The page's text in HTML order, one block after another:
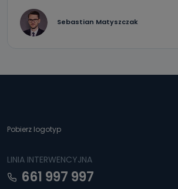
Sebastian Matyszczak
Pobierz logotyp
LINIA INTERWENCYJNA
661 997 997